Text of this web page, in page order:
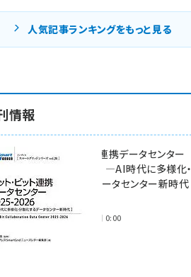
人気記事ランキングをもっと見る
情報
ワット・ビット連携データセンター
2025-2026 ―AI時代に多様化・
分散化するデータセンター新時代
2025年11月28日 0:00